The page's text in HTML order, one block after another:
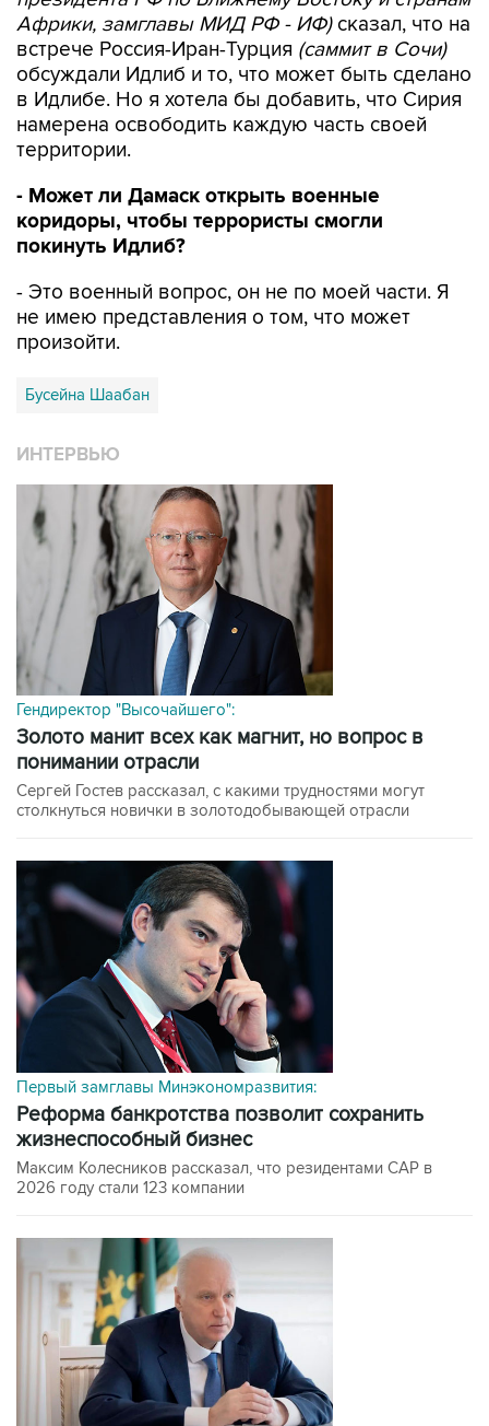
Африки, замглавы МИД РФ - ИФ)сказал, что на
встрече Россия-Иран-Турция (саммит в Сочи)
обсуждали Идлиб и то, что может быть сделано
в Идлибе. Но я хотела бы добавить, что Сирия
намерена освободить каждую часть своей
территории.
- Может ли Дамаск открыть военные
коридоры, чтобы террористы смогли
покинуть Идлиб?
- Это военный вопрос, он не по моей части. Я
не имею представления о том, что может
произойти.
Бусейна Шаабан
ИНТЕРВЬЮ
Гендиректор "Высочайшего":
Золото манит всех как магнит, но вопрос в
понимании отрасли
Сергей Гостев рассказал, с какими трудностями могут
столкнуться новички в золотодобывающей отрасли
Первый замглавы Минэкономразвития:
Реформа банкротства позволит сохранить
жизнеспособный бизнес
Максим Колесников рассказал, что резидентами САР в
2026 году стали 123 компании